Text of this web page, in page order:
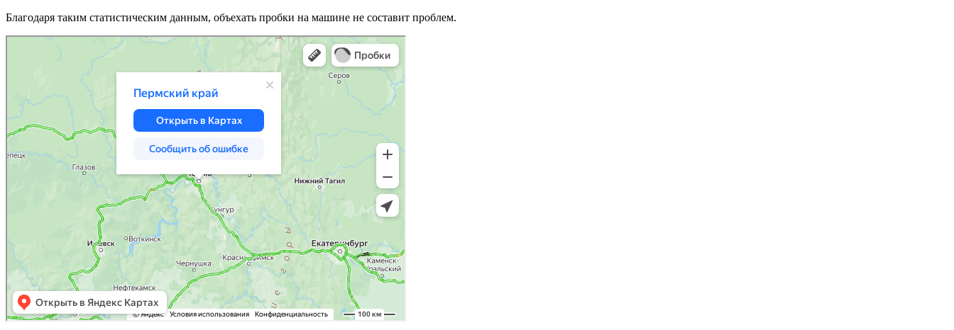
Благодаря таким статистическим данным, объехать пробки на машине не составит проблем.